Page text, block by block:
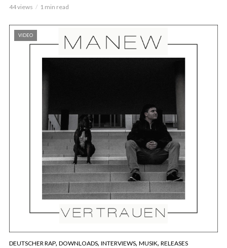
44 views 1 min read
VIDEO
DEUTSCHER RAP, DOWNLOADS, INTERVIEWS, MUSIK, RELEASES